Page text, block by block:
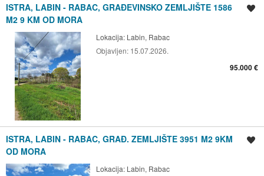
ISTRA, LABIN - RABAC, GRAĐEVINSKO ZEMLJIŠTE 1586
M2 9 KM OD MORA
Lokacija: Labin, Rabac
Objavljen: 15.07.2026.
95.000 €
ISTRA, LABIN - RABAC, GRAĐ. ZEMLJIŠTE 3951 M2 9KM
OD MORA
Lokacija: Labin, Rabac